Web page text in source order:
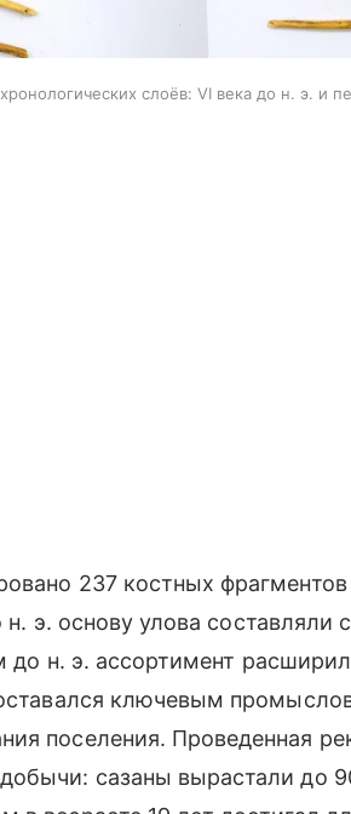
слоёв: VI века до н. э. и
237 костных
н. э. основу улова составляли
н. э. ассортимент
ключевым
поселения. Проведенная
сазаны вырастали до